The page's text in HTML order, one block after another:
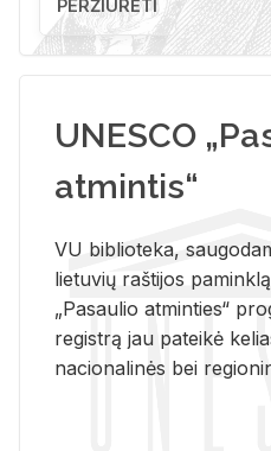
PERŽIŪRĖTI
UNESCO
atmintis“
VU biblioteka,
lietuvių raštijos
„Pasaulio atminties“
registrą jau pateikė
nacionalinės bei